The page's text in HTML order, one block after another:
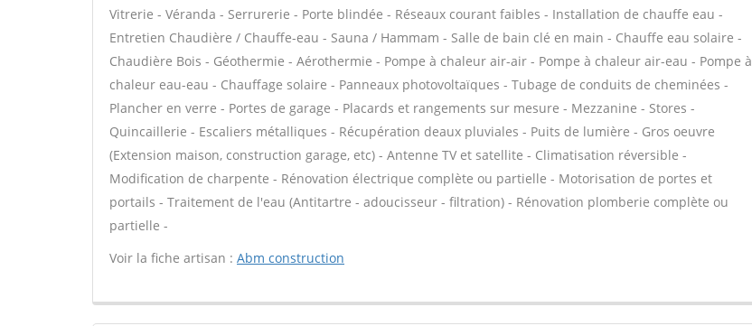
Vitrerie - Véranda - Serrurerie - Porte blindée - Réseaux courant faibles - Installation de chauffe eau -
Entretien Chaudière / Chauffe-eau - Sauna / Hammam - Salle de bain clé en main - Chauffe eau solaire -
Chaudière Bois - Géothermie - Aérothermie - Pompe à chaleur air-air - Pompe à chaleur air-eau - Pompe à
chaleur eau-eau - Chauffage solaire - Panneaux photovoltaïques - Tubage de conduits de cheminées -
Plancher en verre - Portes de garage - Placards et rangements sur mesure - Mezzanine - Stores -
Quincaillerie - Escaliers métalliques - Récupération deaux pluviales - Puits de lumière - Gros oeuvre
(Extension maison, construction garage, etc) - Antenne TV et satellite - Climatisation réversible -
Modification de charpente - Rénovation électrique complète ou partielle - Motorisation de portes et
portails - Traitement de l'eau (Antitartre - adoucisseur - filtration) - Rénovation plomberie complète ou
partielle -
Voir la fiche artisan : Abm construction